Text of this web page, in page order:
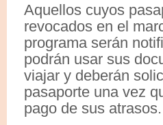
Aquellos cuyos
revocados en el
programa serán
podrán usar sus
viajar y deberán
pasaporte una vez
pago de sus atrasos.